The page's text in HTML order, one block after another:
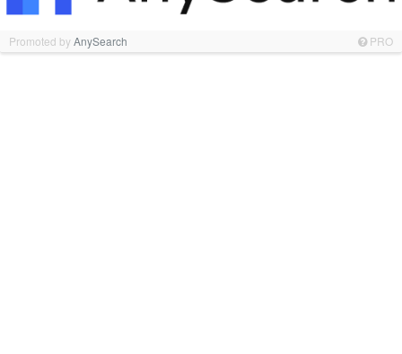
Promoted byAnySearch PRO